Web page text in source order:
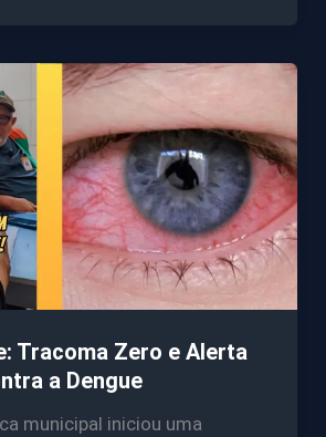
Tracoma Zero e Alerta
a Dengue
municipal iniciou uma